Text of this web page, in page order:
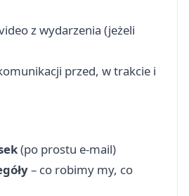
z wydarzenia (jeżeli
przed, w trakcie i
(po prostu e-mail)
– co robimy my, co